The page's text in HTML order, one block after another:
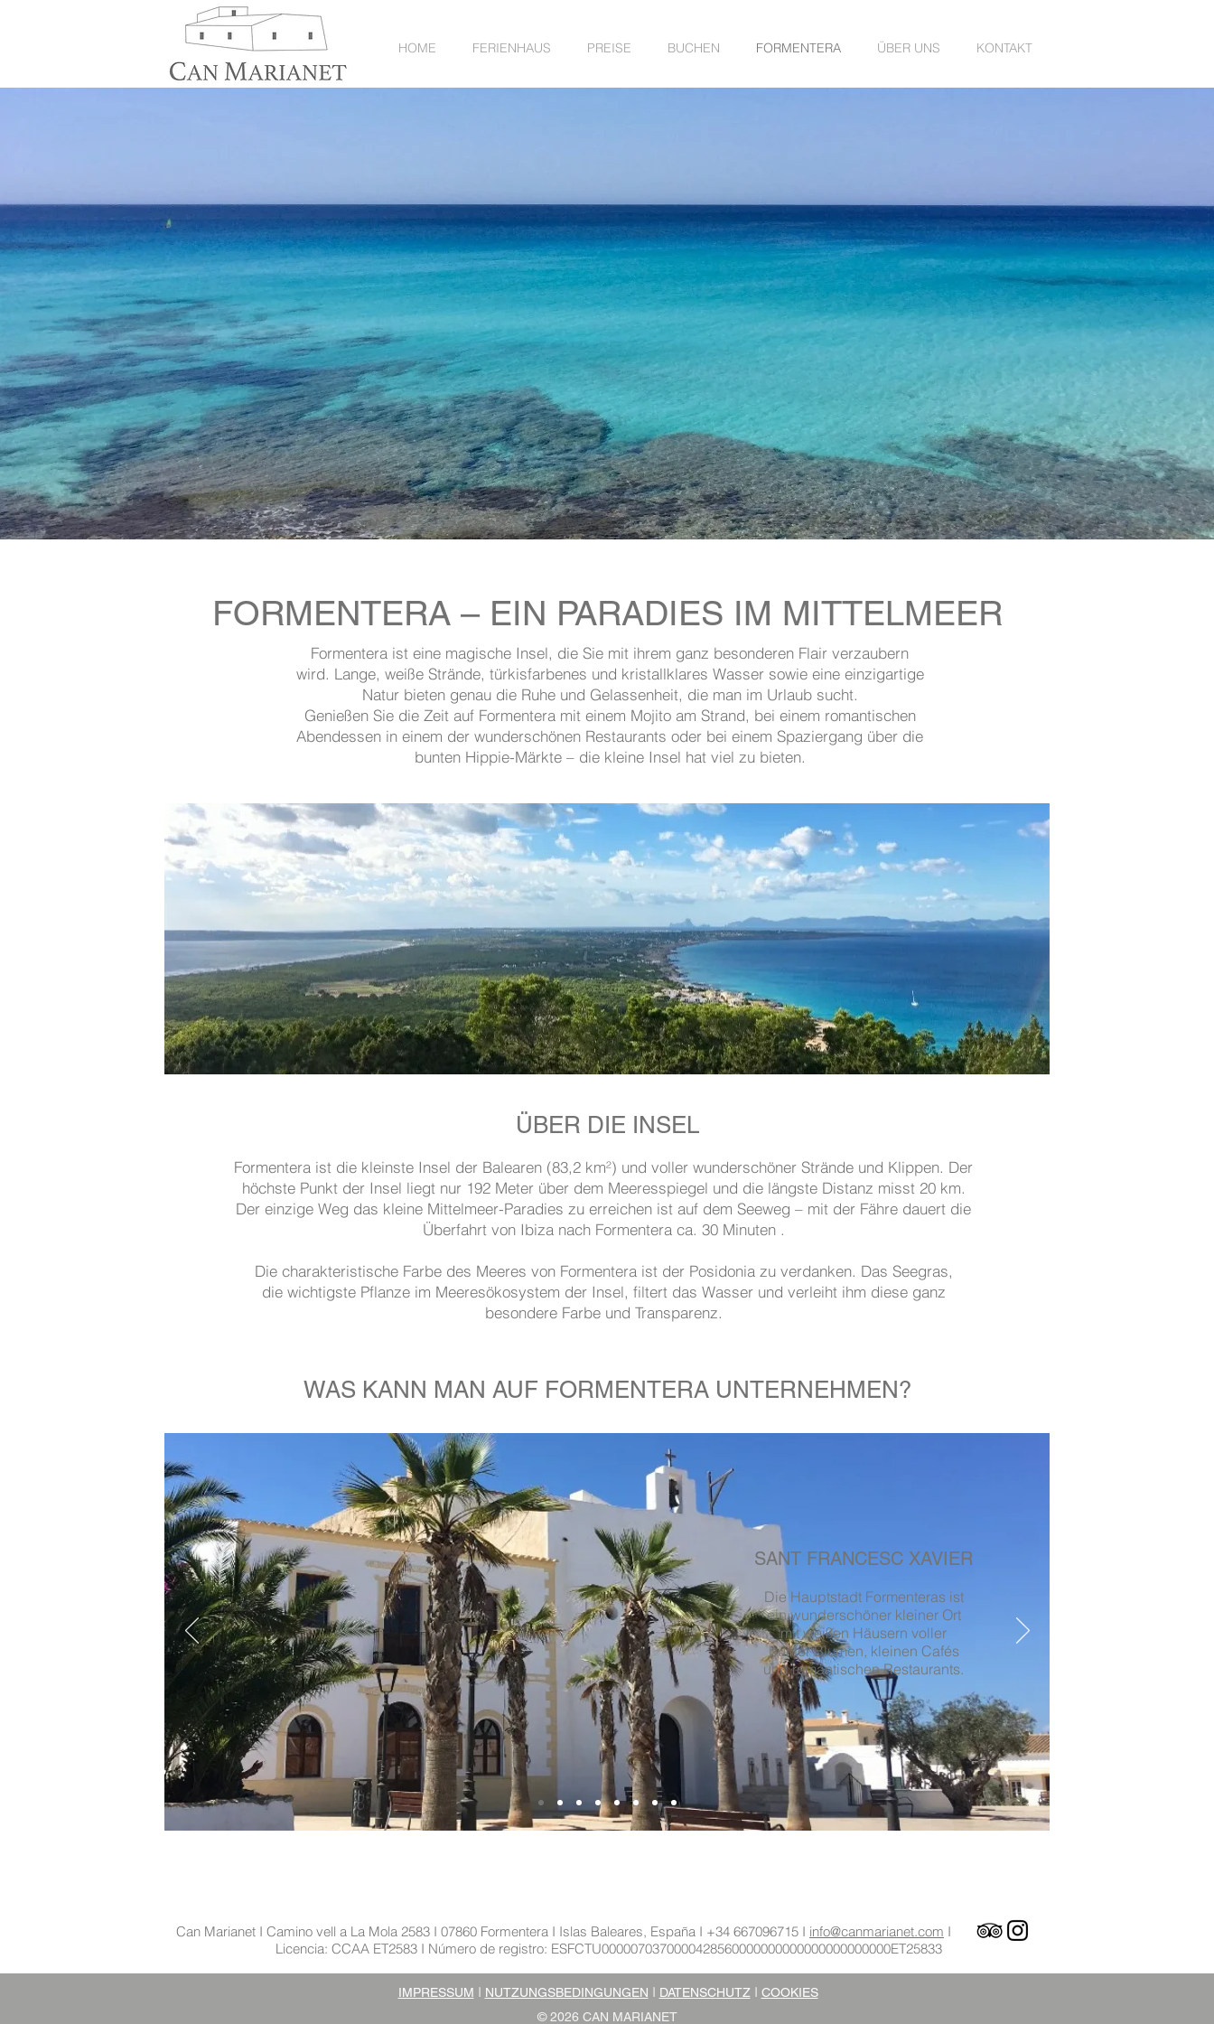
HOME FERIENHAUS PREISE BUCHEN FORMENTERA ÜBER UNS KONTAKT
FORMENTERA – EIN PARADIES IM MITTELMEER
Formentera ist eine magische Insel, die Sie mit ihrem ganz besonderen Flair verzaubern
wird. Lange, weiße Strände, türkisfarbenes und kristallklares Wasser sowie eine einzigartige
Natur bieten genau die Ruhe und Gelassenheit, die man im Urlaub sucht.
Genießen Sie die Zeit auf Formentera mit einem Mojito am Strand, bei einem romantischen
Abendessen in einem der wunderschönen Restaurants oder bei einem Spaziergang über die
bunten Hippie-Märkte – die kleine Insel hat viel zu bieten.
ÜBER DIE INSEL
Formentera ist die kleinste Insel der Balearen (83,2 km²) und voller wunderschöner Strände und Klippen. Der
höchste Punkt der Insel liegt nur 192 Meter über dem Meeresspiegel und die längste Distanz misst 20 km.
Der einzige Weg das kleine Mittelmeer-Paradies zu erreichen ist auf dem Seeweg – mit der Fähre dauert die
Überfahrt von Ibiza nach Formentera ca. 30 Minuten .
Die charakteristische Farbe des Meeres von Formentera ist der Posidonia zu verdanken. Das Seegras,
die wichtigste Pflanze im Meeresökosystem der Insel, filtert das Wasser und verleiht ihm diese ganz
besondere Farbe und Transparenz.
WAS KANN MAN AUF FORMENTERA UNTERNEHMEN?
SANT FRANCESC XAVIER
Die Hauptstadt Formenteras ist
ein wunderschöner kleiner Ort
mit weißen Häusern voller
bunter Blumen, kleinen Cafés
und romantischen Restaurants.
Can Marianet I Camino vell a La Mola 2583 I 07860 Formentera I Islas Baleares, España I +34 667096715 I info@canmarianet.com I
Licencia: CCAA ET2583 I Número de registro: ESFCTU0000070370000428560000000000000000000000ET25833
IMPRESSUM I NUTZUNGSBEDINGUNGEN I DATENSCHUTZ I COOKIES
© 2026 CAN MARIANET